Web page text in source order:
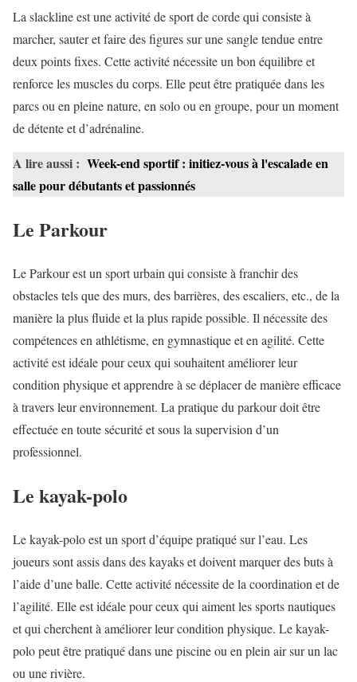
La slackline est une activité de sport de corde qui consiste à
marcher, sauter et faire des figures sur une sangle tendue entre
deux points fixes. Cette activité nécessite un bon équilibre et
renforce les muscles du corps. Elle peut être pratiquée dans les
parcs ou en pleine nature, en solo ou en groupe, pour un moment
de détente et d’adrénaline.
A lire aussi : Week-end sportif : initiez-vous à l'escalade en
salle pour débutants et passionnés
Le Parkour
Le Parkour est un sport urbain qui consiste à franchir des
obstacles tels que des murs, des barrières, des escaliers, etc., de la
manière la plus fluide et la plus rapide possible. Il nécessite des
compétences en athlétisme, en gymnastique et en agilité. Cette
activité est idéale pour ceux qui souhaitent améliorer leur
condition physique et apprendre à se déplacer de manière efficace
à travers leur environnement. La pratique du parkour doit être
effectuée en toute sécurité et sous la supervision d’un
professionnel.
Le kayak-polo
Le kayak-polo est un sport d’équipe pratiqué sur l’eau. Les
joueurs sont assis dans des kayaks et doivent marquer des buts à
l’aide d’une balle. Cette activité nécessite de la coordination et de
l’agilité. Elle est idéale pour ceux qui aiment les sports nautiques
et qui cherchent à améliorer leur condition physique. Le kayak-
polo peut être pratiqué dans une piscine ou en plein air sur un lac
ou une rivière.